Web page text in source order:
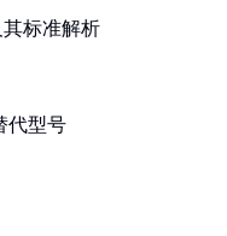
标准解析
代型号